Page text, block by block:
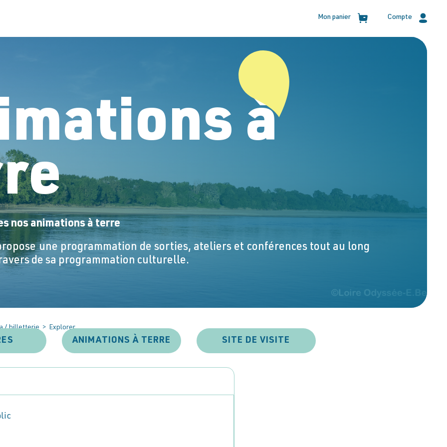
Mon panier Compte
à
nos animations à terre
une programmation de sorties, ateliers et conférences tout au long
de sa programmation culturelle.
ANIMATIONS À TERRE SITE DE VISITE
/ billetterie > Explorer